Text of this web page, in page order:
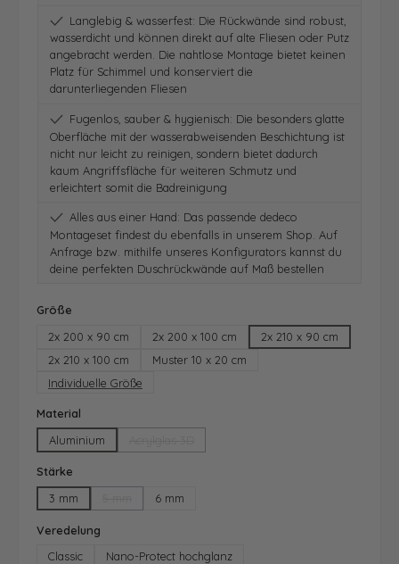
Langlebig & wasserfest: Die Rückwände sind robust,
wasserdicht und können direkt auf alte Fliesen oder Putz
angebracht werden. Die nahtlose Montage bietet keinen
Platz für Schimmel und konserviert die
darunterliegenden Fliesen
Fugenlos, sauber & hygienisch: Die besonders glatte
Oberfläche mit der wasserabweisenden Beschichtung ist
nicht nur leicht zu reinigen, sondern bietet dadurch
kaum Angriffsfläche für weiteren Schmutz und
erleichtert somit die Badreinigung
Alles aus einer Hand: Das passende dedeco
Montageset findest du ebenfalls in unserem Shop. Auf
Anfrage bzw. mithilfe unseres Konfigurators kannst du
deine perfekten Duschrückwände auf Maß bestellen
Größe
2x 200 x 90 cm
2x 200 x 100 cm
2x 210 x 90 cm
2x 210 x 100 cm
Muster 10 x 20 cm
Individuelle Größe
Material
Aluminium
Stärke
3 mm
(Diese Option ist zurzeit nicht verfügbar.)
6 mm
Veredelung
Classic
Nano-Protect hochglanz